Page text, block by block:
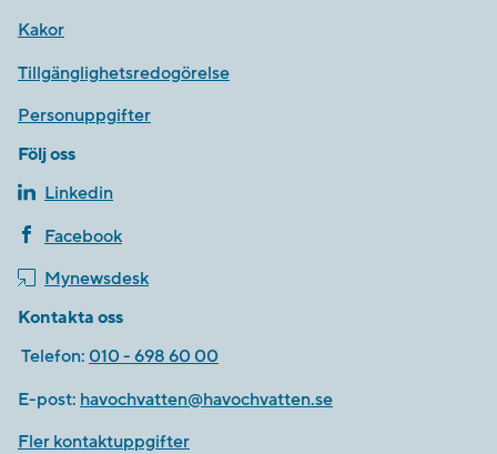
Kakor
Tillgänglighetsredogörelse
Personuppgifter
Följ oss
Linkedin
Facebook
Mynewsdesk
Kontakta oss
Telefon: 010 - 698 60 00
E-post: havochvatten@havochvatten.se
Fler kontaktuppgifter